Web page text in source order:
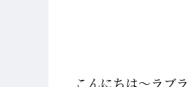
こんにちは～ラブ